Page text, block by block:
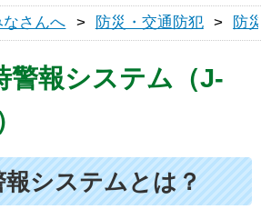
さんへ > 防災・交通防犯 > 防
警報システム（J-
システムとは？